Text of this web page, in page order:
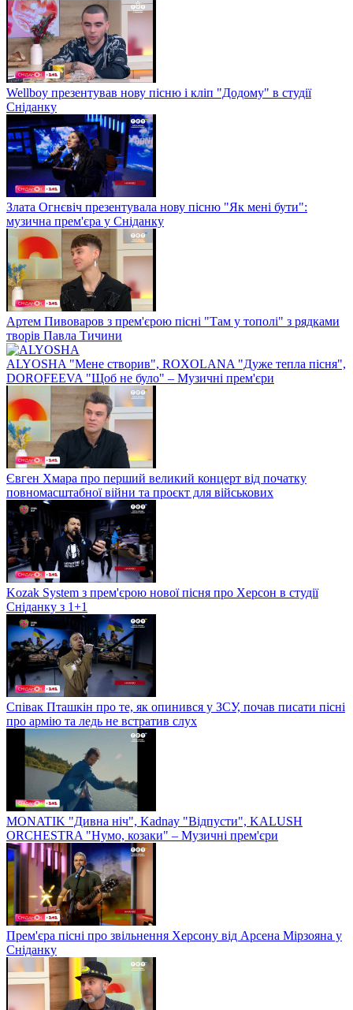
Wellboy презентував нову пісню і кліп "Додому" в студії
Сніданку
Злата Огнєвіч презентувала нову пісню "Як мені бути":
музична прем'єра у Сніданку
Артем Пивоваров з прем'єрою пісні "Там у тополі" з рядками
творів Павла Тичини
ALYOSHA "Мене створив", ROXOLANA "Дуже тепла пісня",
DOROFEEVA "Щоб не було" – Музичні прем'єри
Євген Хмара про перший великий концерт від початку
повномасштабної війни та проєкт для військових
Kozak System з прем'єрою нової пісня про Херсон в студії
Сніданку з 1+1
Співак Пташкін про те, як опинився у ЗСУ, почав писати пісні
про армію та ледь не встратив слух
MONATIK "Дивна ніч", Kadnay "Відпусти", KALUSH
ORCHESTRA "Нумо, козаки" – Музичні прем'єри
Прем'єра пісні про звільнення Херсону від Арсена Мірзояна у
Сніданку